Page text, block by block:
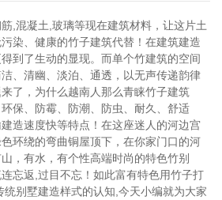
,混凝土,玻璃等现在建筑材料，让这片土
染、健康的竹子建筑代替！在建筑建造
到了生动的显现。而单个竹建筑的空间
、清幽、淡泊、通透，以无声传递韵律
了，为什么越南人那么青睐竹子建筑
保、防霉、防潮、防虫、耐久、舒适
造速度快等特点！在这座迷人的河边宫
环绕的弯曲铜屋顶下，在你家门口的河
，有水，有个性高端时尚的特色竹别
忘返,过目不忘！如此富有特色用竹子打
别墅建造样式的认知,今天小编就为大家